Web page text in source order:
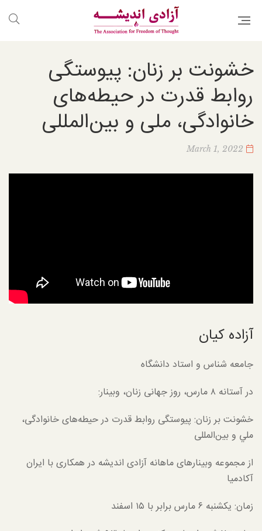
خشونت بر زنان: پيوستگی
روابط قدرت در حيطه‌های
خانوادگی، ملی و بين‌المللی
March 1, 2022
آزاده کیان
جامعه شناس و استاد دانشگاه
در آستانه ۸ مارس، روز جهانی زنان، وبینار:
خشونت بر زنان: پيوستگی روابط قدرت در حيطه‌های خانوادگی،
ملي و بين‌المللی
از مجموعه وبینارهای ماهانه آزادی اندیشه در همکاری با ایران
آکادمیا
زمان: یکشنبه ۶ مارس برابر با ۱۵ اسفند